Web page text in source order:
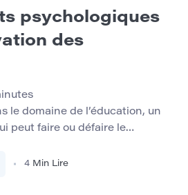
psychologiques
des
le domaine de l’éducation, un
peut faire ou défaire le
et de la réussite
4 Min Lire